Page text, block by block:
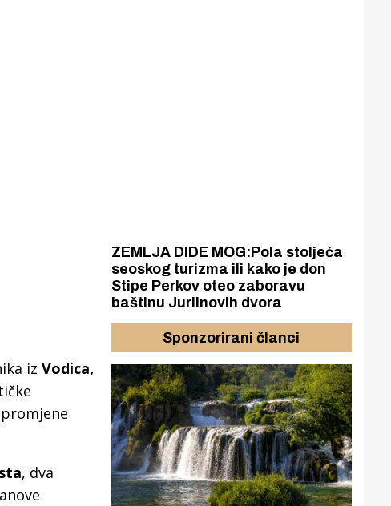
iz Vodica,
, dva
ZEMLJA DIDE MOG:Pola stoljeća
seoskog turizma ili kako je don
Stipe Perkov oteo zaboravu
baštinu Jurlinovih dvora
Sponzorirani članci